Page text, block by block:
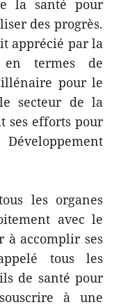
la santé pour
des progrès.
apprécié par la
en termes de
pour le
secteur de la
ses efforts pour
les organes
avec le
à accomplir ses
tous les
de santé pour
à une